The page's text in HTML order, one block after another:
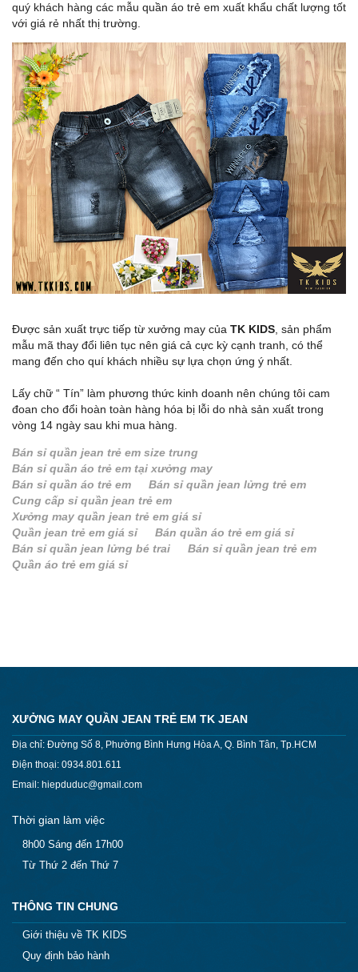
quý khách hàng các mẫu quần áo trẻ em xuất khẩu chất lượng tốt
với giá rẻ nhất thị trường.
Được sản xuất trực tiếp từ xưởng may của TK KIDS , sản phẩm
mẫu mã thay đổi liên tục nên giá cả cực kỳ cạnh tranh, có thể
mang đến cho quí khách nhiều sự lựa chọn ứng ý nhất.
Lấy chữ “ Tín” làm phương thức kinh doanh nên chúng tôi cam
đoan cho đổi hoàn toàn hàng hóa bị lỗi do nhà sản xuất trong
vòng 14 ngày sau khi mua hàng.
Bán sỉ quần jean trẻ em size trung
Bán sỉ quần áo trẻ em tại xưởng may
Bán sỉ quần áo trẻ em
Bán sỉ quần jean lửng trẻ em
Cung cấp sỉ quần jean trẻ em
Xưởng may quần jean trẻ em giá sỉ
Quần jean trẻ em giá sỉ
Bán quần áo trẻ em giá sỉ
Bán sỉ quần jean lửng bé trai
Bán sỉ quần jean trẻ em
Quần áo trẻ em giá sỉ
XƯỞNG MAY QUẦN JEAN TRẺ EM TK JEAN
Địa chỉ: Đường Số 8, Phường Bình Hưng Hòa A, Q. Bình Tân, Tp.HCM
Điện thoại: 0934.801.611
Email: hiepduduc@gmail.com
Thời gian làm việc
8h00 Sáng đến 17h00
Từ Thứ 2 đến Thứ 7
THÔNG TIN CHUNG
Giới thiệu về TK KIDS
Quy định bảo hành